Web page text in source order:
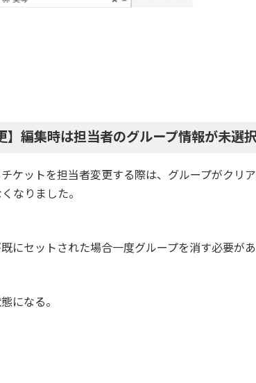
】編集時は担当者のグループ情報が未選
ケットを担当者変更する際は、グループがクリ
なりました。
にセットされた場合一度グループを消す必要があ
になる。